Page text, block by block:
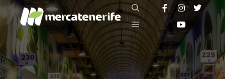
Buscar
Menú principal